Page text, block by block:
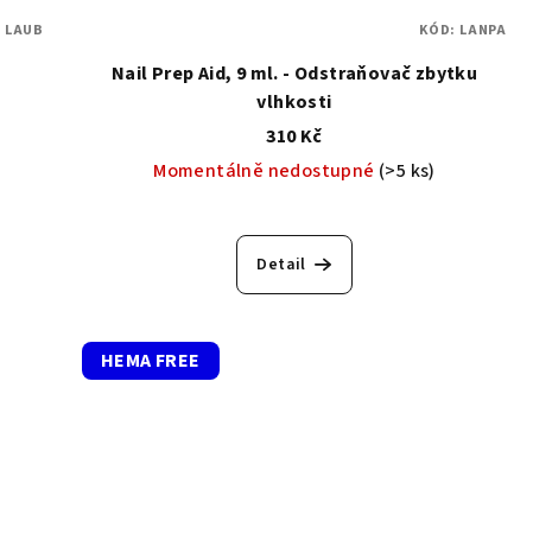
LAUB
Nail Prep Aid, 9 ml. - Odstraňovač zbytku
vlhkosti
310 Kč
Momentálně nedostupné (>5 ks)
Detail
KÓD: LANPA
HEMA FREE